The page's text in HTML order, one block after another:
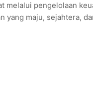
melalui pengelolaan
yang maju, sejahtera,